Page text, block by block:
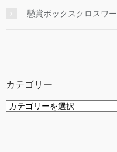
懸賞ボックスクロスワ
カテゴリー
カ